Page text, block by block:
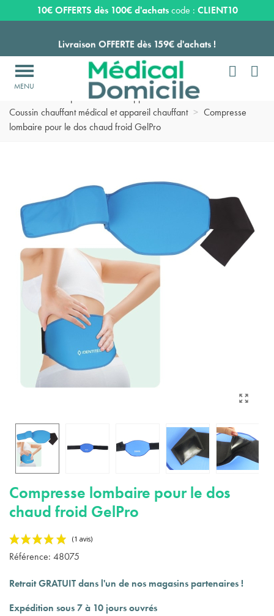
Vie quotidienne > Appareils chauffants et massants
Coussin chauffant médical et appareil chauffant > Compresse
lombaire pour le dos chaud froid GelPro
Compresse lombaire pour le dos
chaud froid GelPro
Référence: 48075
Retrait GRATUIT dans l'un de nos magasins partenaires !
Expédition sous 7 à 10 jours ouvrés
10€ OFFERTS dès 100€ d'achatscode : CLIENT10
Livraison OFFERTE dès 159€ d'achats !
Payez en 3 ou 4 fois SANS FRAIS à partir de 100
Expédition sous 24 à 48 heures ouvrées*
Payez en 3 ou 4 fois SANS FRAIS à partir de 100
Expédition sous 24 à 48 heures ouvrées*

